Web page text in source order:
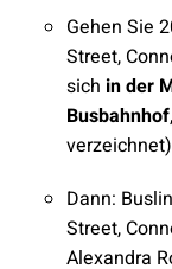
Gehen Sie
Street,
sich in der
Busbahnhof
Dann:
Street,
Alexandra